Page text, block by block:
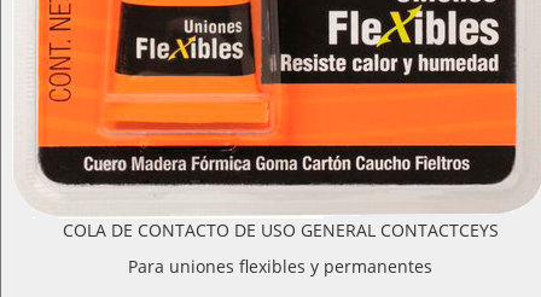
COLA DE CONTACTO DE USO GENERAL CONTACTCEYS
Para uniones flexibles y permanentes